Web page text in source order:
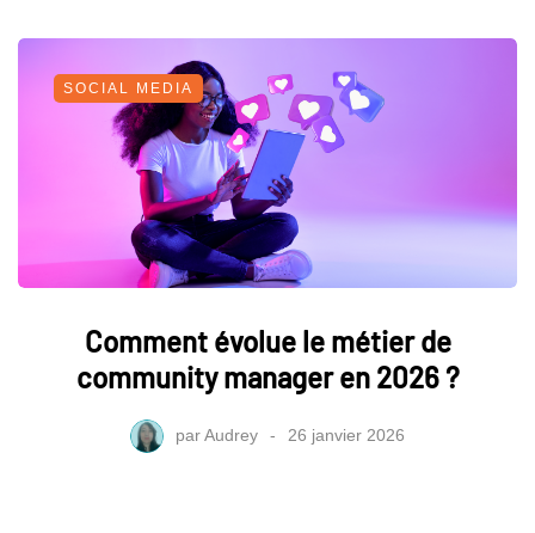
SOCIAL MEDIA
Comment évolue le métier de
community manager en 2026 ?
parAudrey 26 janvier 2026